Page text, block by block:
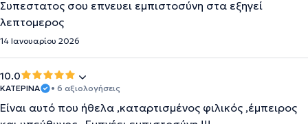
Συπεστατος σου επνευει εμπιστοσύνη στα εξηγεί
λεπτομερος
14 Ιανουαρίου 2026
10.0
ΚΑΤΕΡΙΝΑ • 6 αξιολογήσεις
Είναι αυτό που ήθελα ,καταρτισμένος φιλικός ,έμπειρος